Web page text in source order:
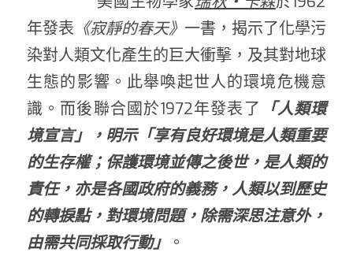
年發表 《寂靜的春天》 一書，揭示了化學污
染對人類文化產生的巨大衝擊，及其對地球
生態的影響。此舉喚起世人的環境危機意
識。而後聯合國於1972年發表了 「人類環
境宣言」，明示「享有良好環境是人類重要
的生存權；保護環境並傳之後世，是人類的
責任，亦是各國政府的義務，人類以到歷史
的轉捩點，對環境問題，除需深思注意外，
由需共同採取行動」 。